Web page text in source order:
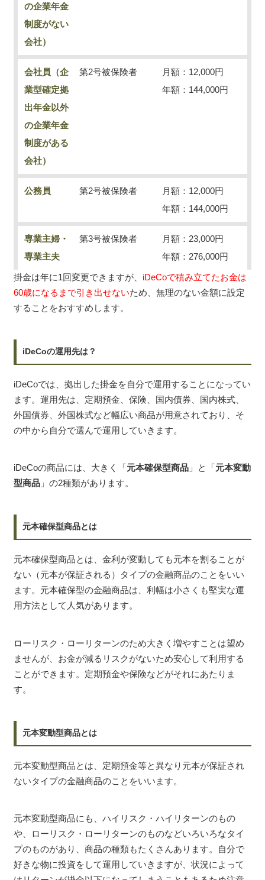
の企業年金
制度がない
会社）
会社員（企
業型確定拠
出年金以外
の企業年金
制度がある
会社）
第2号被保険者
月額：12,000円
年額：144,000円
公務員 第2号被保険者
月額：12,000円
年額：144,000円
専業主婦・
専業主夫
第3号被保険者
月額：23,000円
年額：276,000円
掛金は年に1回変更できますが、 iDeCoで積み立てたお金は
60歳になるまで引き出せないため、無理のない金額に設定
することをおすすめします。
iDeCoの運用先は？
iDeCoでは、拠出した掛金を自分で運用することになってい
ます。運用先は、定期預金、保険、国内債券、国内株式、
外国債券、外国株式など幅広い商品が用意されており、そ
の中から自分で選んで運用していきます。
iDeCoの商品には、大きく「元本確保型商品 」と「元本変動
型商品 」の2種類があります。
元本確保型商品とは
元本確保型商品とは、金利が変動しても元本を割ることが
ない（元本が保証される）タイプの金融商品のことをいい
ます。元本確保型の金融商品は、利幅は小さくも堅実な運
用方法として人気があります。
ローリスク・ローリターンのため大きく増やすことは望め
ませんが、お金が減るリスクがないため安心して利用する
ことができます。定期預金や保険などがそれにあたりま
す。
元本変動型商品とは
元本変動型商品とは、定期預金等と異なり元本が保証され
ないタイプの金融商品のことをいいます。
元本変動型商品にも、ハイリスク・ハイリターンのもの
や、ローリスク・ローリターンのものなどいろいろなタイ
プのものがあり、商品の種類もたくさんあります。自分で
好きな物に投資をして運用していきますが、状況によって